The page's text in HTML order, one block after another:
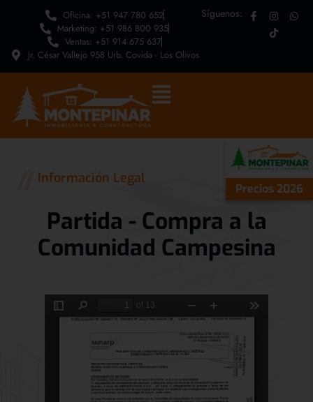
Oficina: +51 947 780 652
Marketing: +51 986 800 935
Ventas: +51 914 675 637
Jr. César Vallejo 958 Urb. Covida - Los Olivos
Síguenos:
Precios 2026
Información Legal
Partida - Compra a la
Comunidad Campesina